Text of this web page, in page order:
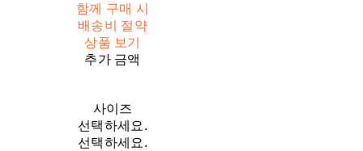
함께 구매 시
배송비 절약
상품 보기
추가 금액
사이즈
선택하세요.
선택하세요.